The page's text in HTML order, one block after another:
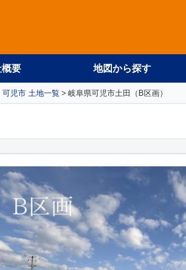
要 地図から探す
可児市 土地一覧 岐阜県可児市土田（B区画）